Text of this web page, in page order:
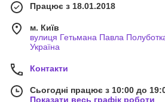
Працює з 18.01.2018
м. Київ
вулиця Гетьмана Павла
Україна
Контакти
Сьогодні працює з 10:00 до
Показати весь графік роботи